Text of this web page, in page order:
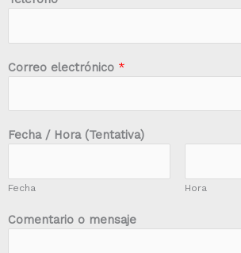
Correo electrónico *
Fecha / Hora (Tentativa)
Fecha Hora
Comentario o mensaje